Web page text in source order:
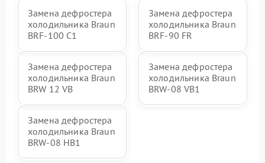
Замена дефростера
холодильника Braun
BRF-100 C1
Замена дефростера
холодильника Braun
BRF-90 FR
Замена дефростера
холодильника Braun
BRW 12 VB
Замена дефростера
холодильника Braun
BRW-08 VB1
Замена дефростера
холодильника Braun
BRW-08 HB1